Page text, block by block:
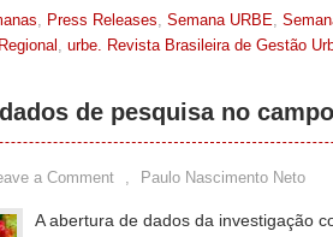
, Press Releases, Semana URBE,
, urbe. Revista Brasileira de Gestão
de pesquisa no
a Comment , Paulo Nascimento Neto
A abertura de dados da investigação